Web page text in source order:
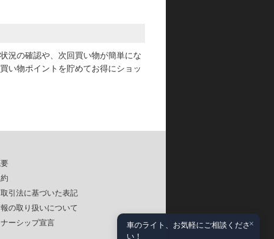
況の確認や、次回買い物が簡単にな
い物ポイントを貯めてお得にショッ
引法に基づいた表記
の取り扱いについて
ーシップ宣言
×
車のライト、お気軽にご相談くださ
い！